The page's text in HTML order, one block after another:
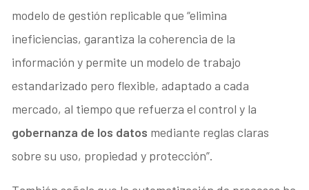
modelo de gestión replicable que “elimina
ineficiencias, garantiza la coherencia de la
información y permite un modelo de trabajo
estandarizado pero flexible, adaptado a cada
mercado, al tiempo que refuerza el control y la
gobernanza de los datos mediante reglas claras
sobre su uso, propiedad y protección”.